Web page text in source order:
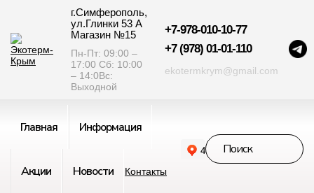
г.Симферополь,
ул.Глинки 53 А
Магазин №15
Пн-Пт: 09:00 –
17:00 Сб: 10:00
– 14:0Вс:
Выходной
+7-978-010-10-77
+7 (978) 01-01-110
ekotermkrym@gmail.com
Главная Информация
Акции Новости Контакты